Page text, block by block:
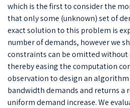
which is the first to consider the
that only some (unknown) set of
exact solution to this problem is
number of demands, however we
constraints can be omitted
thereby easing the computation
observation to design an
bandwidth demands and returns a
uniform demand increase. We